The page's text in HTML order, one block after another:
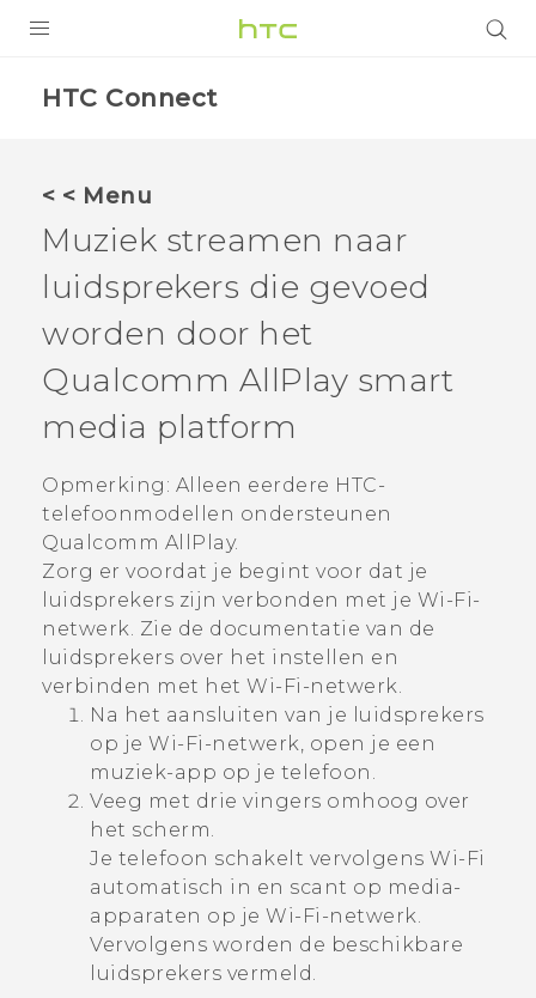
AANBIEDINGEN
HTC Club
SUPPORT
HTC-apparaten & -accessoires
VIVERSE
Aanmelden
HTC Connect
< < Menu
Muziek streamen naar
luidsprekers die gevoed
worden door het
Qualcomm AllPlay smart
media platform
Opmerking: Alleen eerdere HTC-
telefoonmodellen ondersteunen
Qualcomm AllPlay.
Zorg er voordat je begint voor dat je
luidsprekers zijn verbonden met je Wi‍-Fi-
netwerk. Zie de documentatie van de
luidsprekers over het instellen en
verbinden met het Wi‍-Fi -netwerk.
Na het aansluiten van je luidsprekers
op je Wi‍-Fi -netwerk, open je een
muziek-app op je telefoon.
Veeg met drie vingers omhoog over
het scherm.
Je telefoon schakelt vervolgens Wi‍-Fi
automatisch in en scant op media-
apparaten op je Wi‍-Fi -netwerk.
Vervolgens worden de beschikbare
luidsprekers vermeld.